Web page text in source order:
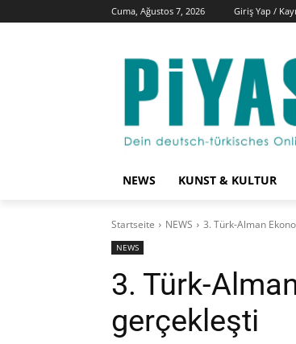
Cuma, Ağustos 7, 2026 Giriş Yap /
NEWS KUNST & KULTUR
Startseite NEWS 3. Türk-Alman
NEWS
3. Türk-
gerçekleşti